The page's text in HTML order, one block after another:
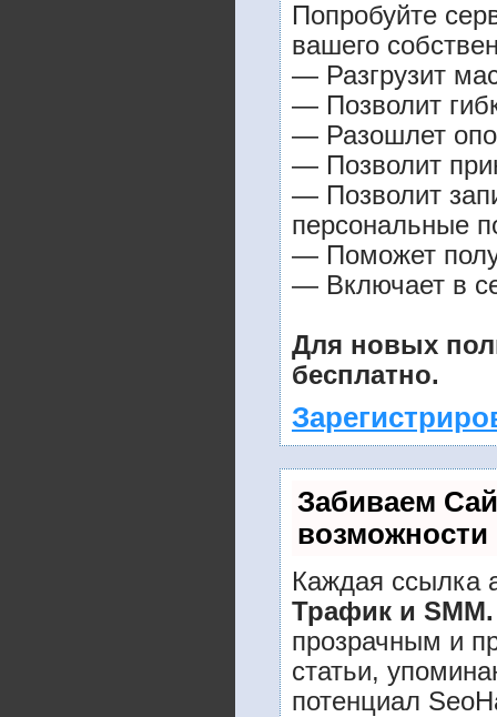
Попробуйте
вашего
— Разгрузит
— Позволит
— Разошлет
— Позволит
— Позволит
персональные
— Поможет
— Включает в
Для новых
бесплатно.
Забиваем
возможности
Каждая ссылка
Трафик и SMM.
прозрачным и
статьи,
потенциал